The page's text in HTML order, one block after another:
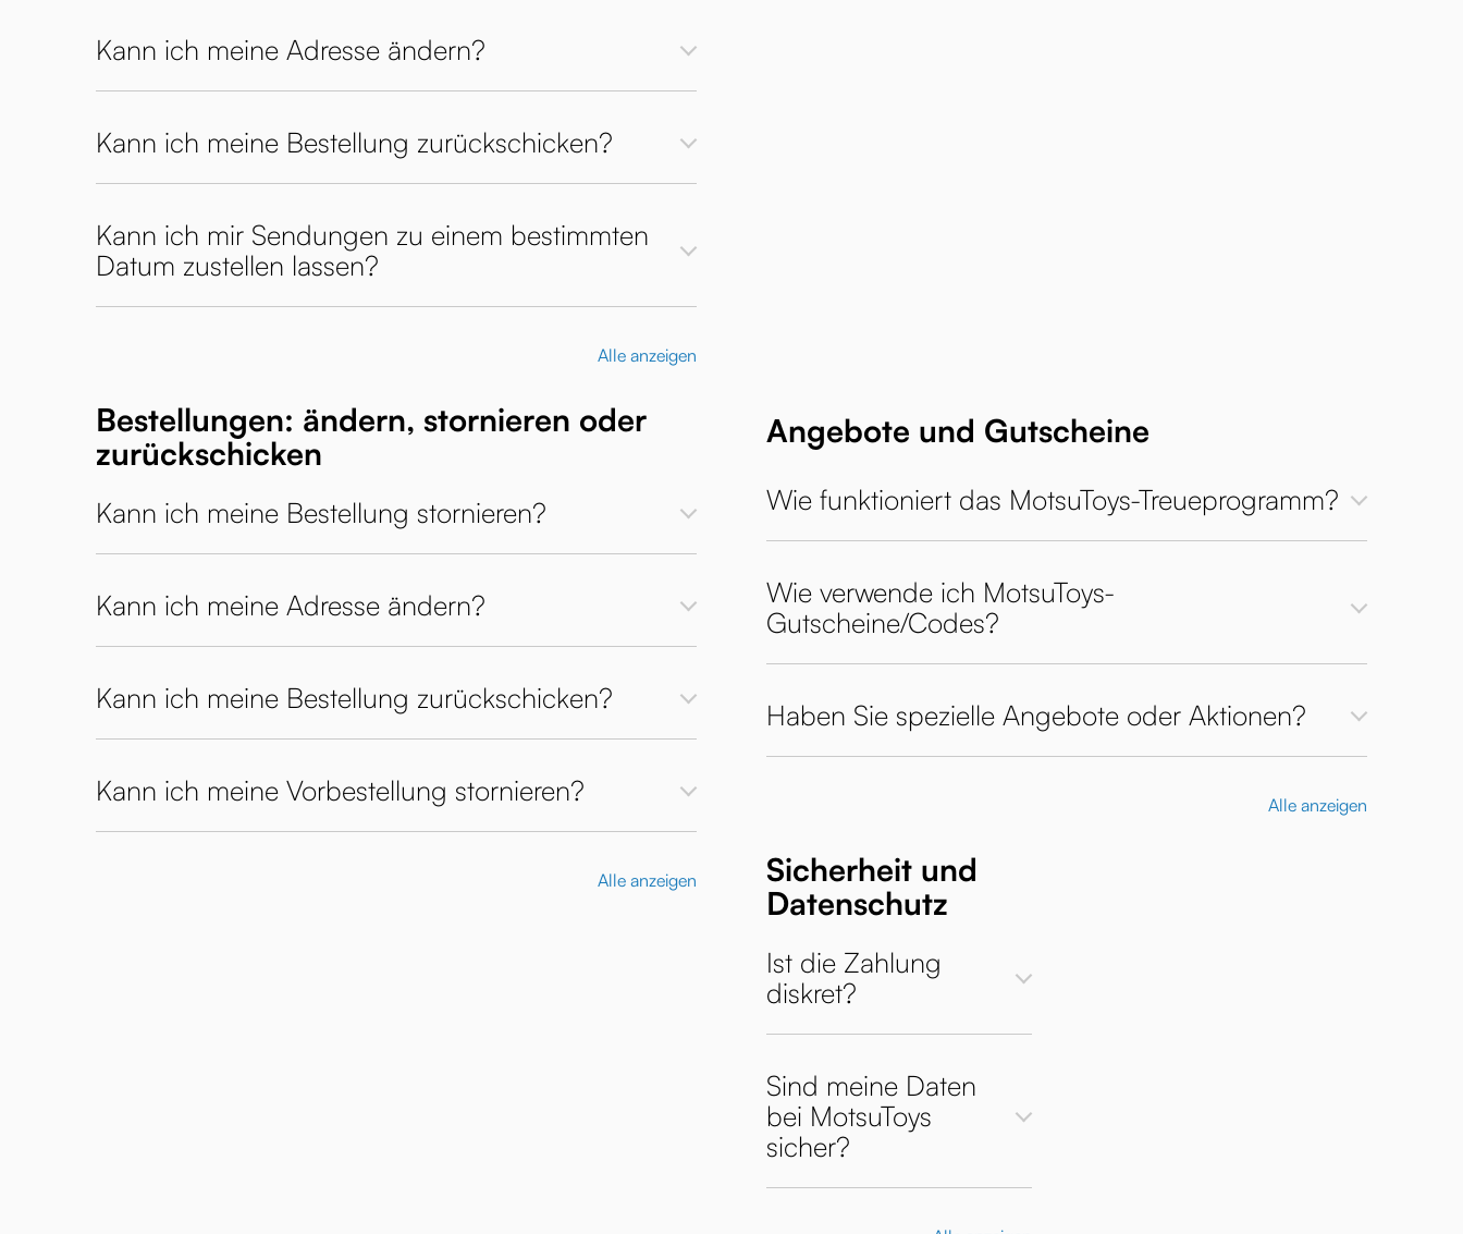
Kann ich meine Adresse ändern?
Kann ich meine Bestellung zurückschicken?
Kann ich mir Sendungen zu einem bestimmten
Datum zustellen lassen?
Alle anzeigen
Bestellungen: ändern, stornieren oder
zurückschicken
Kann ich meine Bestellung stornieren?
Kann ich meine Adresse ändern?
Kann ich meine Bestellung zurückschicken?
Kann ich meine Vorbestellung stornieren?
Alle anzeigen
Angebote und Gutscheine
Wie funktioniert das MotsuToys-Treueprogramm?
Wie verwende ich MotsuToys-
Gutscheine/Codes?
Haben Sie spezielle Angebote oder Aktionen?
Alle anzeigen
Sicherheit und
Datenschutz
Ist die Zahlung
diskret?
Sind meine Daten
bei MotsuToys
sicher?